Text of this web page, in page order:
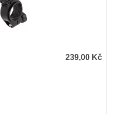
239,00 Kč